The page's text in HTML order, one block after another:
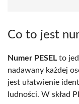
Co to jest
Numer PESEL to
nadawany każdej
jest ułatwienie
ludności. W skład